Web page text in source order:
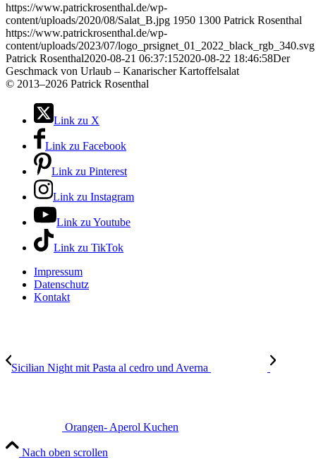
https://www.patrickrosenthal.de/wp-
content/uploads/2020/08/Salat_B.jpg 1950 1300 Patrick Rosenthal
https://www.patrickrosenthal.de/wp-
content/uploads/2023/07/logo_prsignet_01_2022_black_rgb_340.svg
Patrick Rosenthal2020-08-21 06:37:152020-08-22 18:46:58Der
Geschmack von Urlaub – Kanarischer Kartoffelsalat
© 2013–2026 Patrick Rosenthal
Link zu X
Link zu Facebook
Link zu Pinterest
Link zu Instagram
Link zu Youtube
Link zu TikTok
Impressum
Datenschutz
Kontakt
Sicilian Night mit Pasta al cedro und Averna
Orangen- Aperol Kuchen
Nach oben scrollen